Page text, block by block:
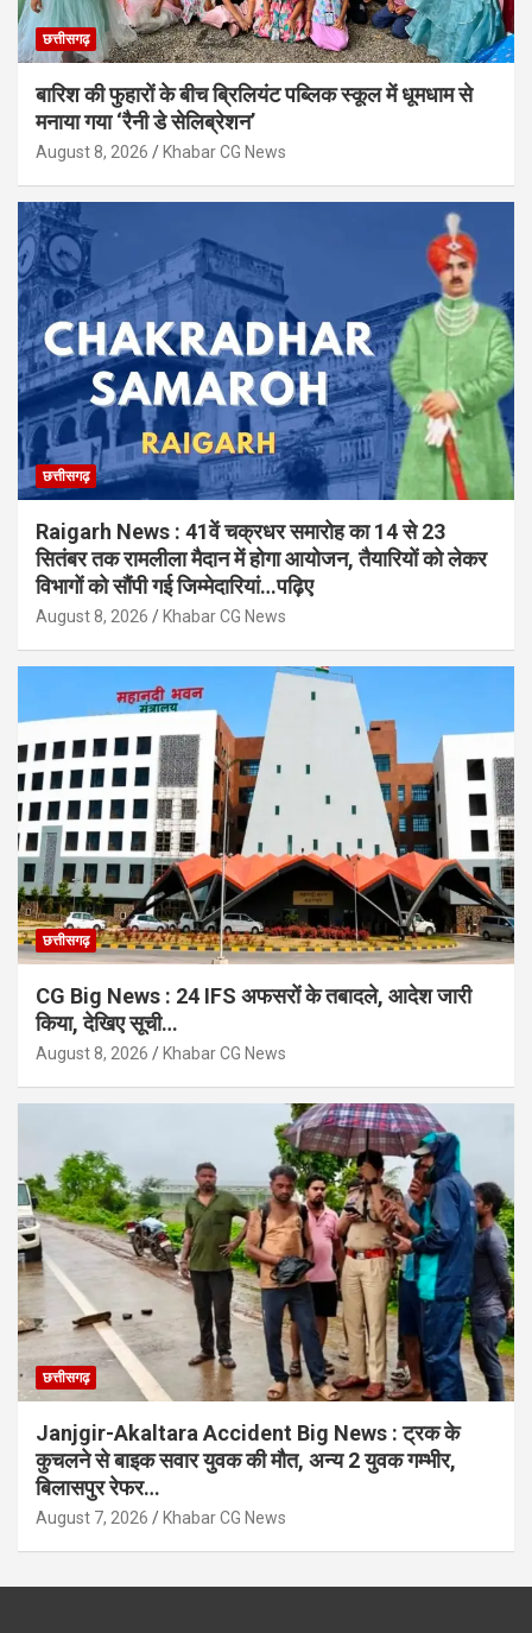
छत्तीसगढ़
बारिश की फुहारों के बीच ब्रिलियंट पब्लिक स्कूल में धूमधाम से
मनाया गया ‘रैनी डे सेलिब्रेशन’
August 8, 2026 Khabar CG News
छत्तीसगढ़
Raigarh News : 41वें चक्रधर समारोह का 14 से 23
सितंबर तक रामलीला मैदान में होगा आयोजन, तैयारियों को लेकर
विभागों को सौंपी गई जिम्मेदारियां…पढ़िए
August 8, 2026 Khabar CG News
छत्तीसगढ़
CG Big News : 24 IFS अफसरों के तबादले, आदेश जारी
किया, देखिए सूची…
August 8, 2026 Khabar CG News
छत्तीसगढ़
Janjgir-Akaltara Accident Big News : ट्रक के
कुचलने से बाइक सवार युवक की मौत, अन्य 2 युवक गम्भीर,
बिलासपुर रेफर…
August 7, 2026 Khabar CG News